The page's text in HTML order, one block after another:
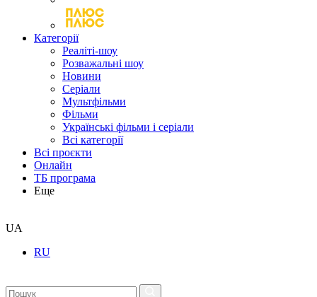
Категорії
Реаліті-шоу
Розважальні шоу
Новини
Серіали
Мультфільми
Фільми
Українські фільми і серіали
Всі категорії
Всі проєкти
Онлайн
ТБ програма
Еще
UA
RU